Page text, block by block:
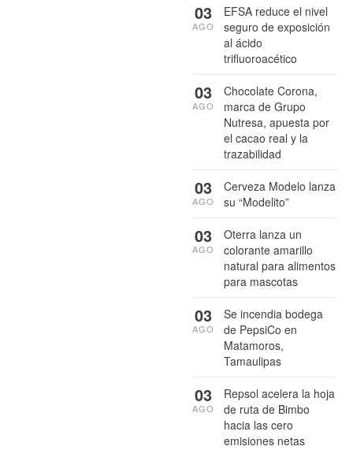
EFSA reduce el nivel
seguro de exposición
al ácido
trifluoroacético
03
AGO
Chocolate Corona,
marca de Grupo
Nutresa, apuesta por
el cacao real y la
trazabilidad
03
AGO
Cerveza Modelo lanza
su “Modelito”
03
AGO
Oterra lanza un
colorante amarillo
natural para alimentos
para mascotas
03
AGO
Se incendia bodega
de PepsiCo en
Matamoros,
Tamaulipas
03
AGO
Repsol acelera la hoja
de ruta de Bimbo
hacia las cero
emisiones netas
03
AGO